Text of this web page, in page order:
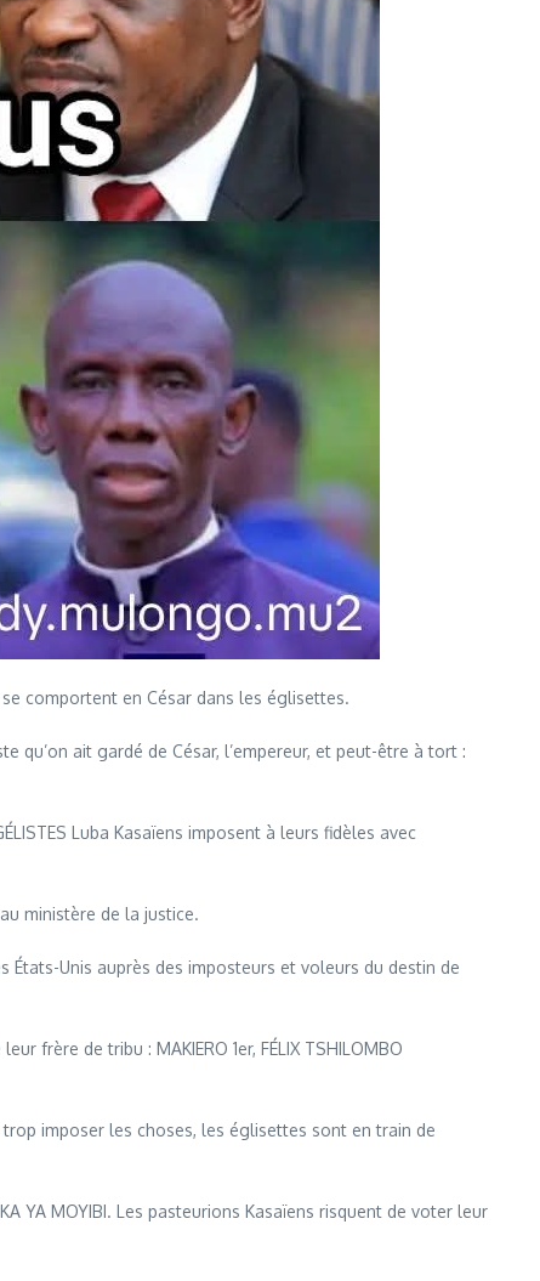
se comportent en César dans les églisettes.
qu’on ait gardé de César, l’empereur, et peut-être à tort :
Luba Kasaïens imposent à leurs fidèles avec
ministère de la justice.
États-Unis auprès des imposteurs et voleurs du destin de
frère de tribu : MAKIERO 1er, FÉLIX TSHILOMBO
imposer les choses, les églisettes sont en train de
YA MOYIBI. Les pasteurions Kasaïens risquent de voter leur